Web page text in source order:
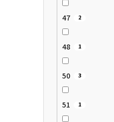
47 2
48 1
50 3
51 1